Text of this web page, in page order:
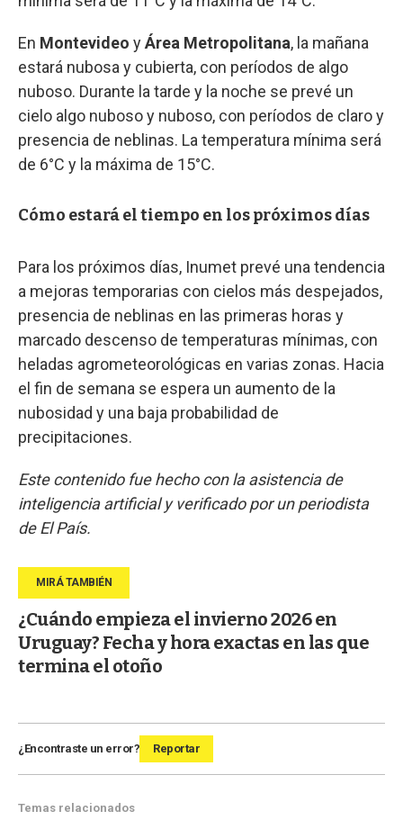
En Montevideo yÁrea Metropolitana, la mañana
estará nubosa y cubierta, con períodos de algo
nuboso. Durante la tarde y la noche se prevé un
cielo algo nuboso y nuboso, con períodos de claro y
presencia de neblinas. La temperatura mínima será
de 6°C y la máxima de 15°C.
Cómo estará el tiempo en los próximos días
Para los próximos días, Inumet prevé una tendencia
a mejoras temporarias con cielos más despejados,
presencia de neblinas en las primeras horas y
marcado descenso de temperaturas mínimas, con
heladas agrometeorológicas en varias zonas. Hacia
el fin de semana se espera un aumento de la
nubosidad y una baja probabilidad de
precipitaciones.
Este contenido fue hecho con la asistencia de
inteligencia artificial y verificado por un periodista
de El País.
¿Cuándo empieza el invierno 2026 en
Uruguay? Fecha y hora exactas en las que
termina el otoño
¿Encontraste un error? Reportar
Temas relacionados